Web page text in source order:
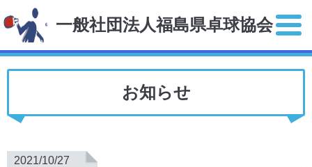
一般社団法人福島県卓球協会
お知らせ
2021/10/27